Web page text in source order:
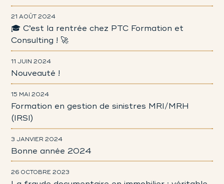
21 AOÛT 2024
🎓 C’est la rentrée chez PTC Formation et
Consulting ! 🚀
11 JUIN 2024
Nouveauté !
15 MAI 2024
Formation en gestion de sinistres MRI/MRH
(IRSI)
3 JANVIER 2024
Bonne année 2024
26 OCTOBRE 2023